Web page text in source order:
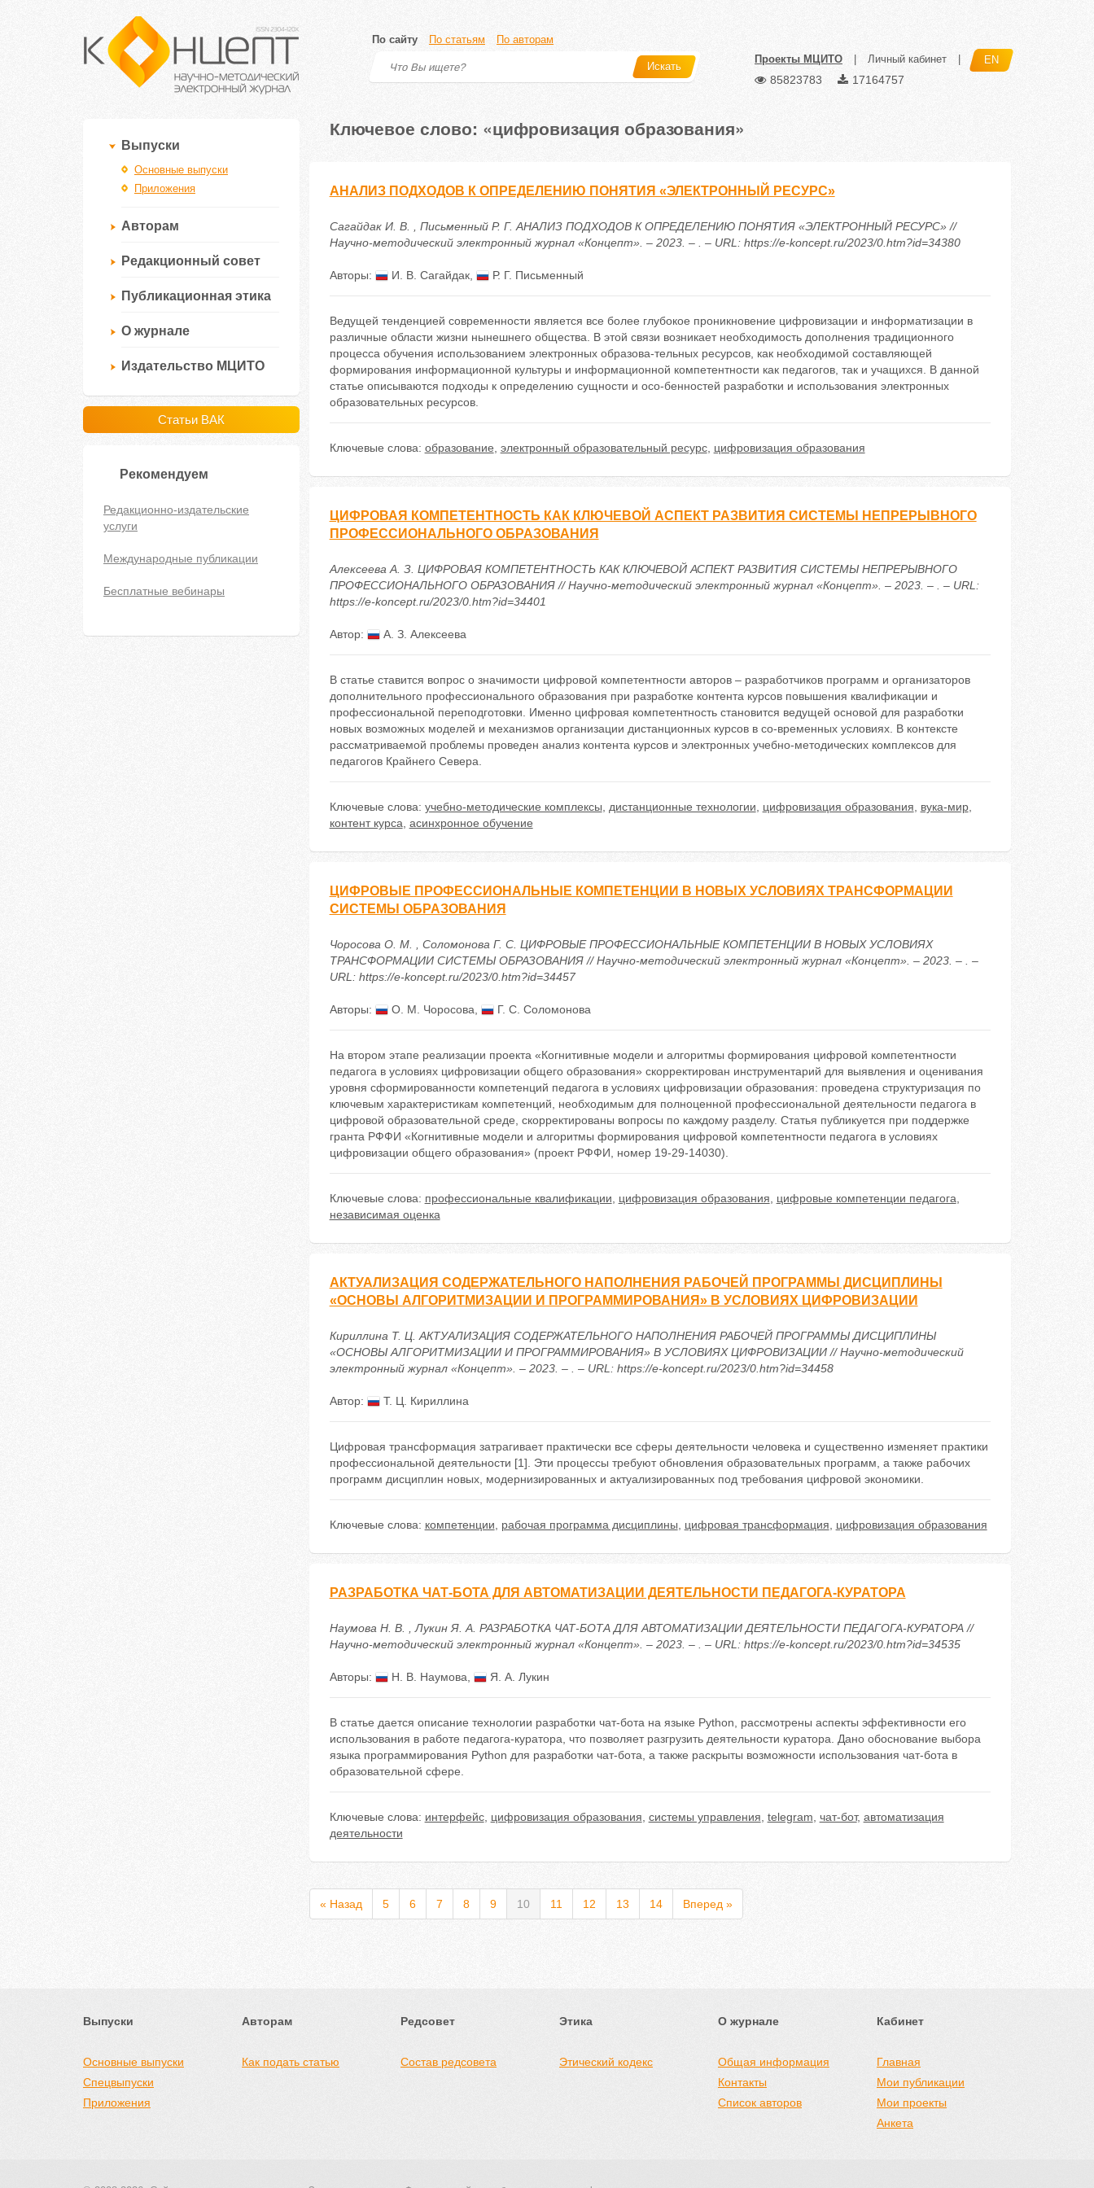
По сайту По статьям По авторам
Искать
Проекты МЦИТО Личный кабинет EN
85823783 17164757
Выпуски
Основные выпуски
Приложения
Авторам
Редакционный совет
Публикационная этика
О журнале
Издательство МЦИТО
Статьи ВАК
Рекомендуем
Редакционно-издательские
услуги
Международные публикации
Бесплатные вебинары
Ключевое слово: «цифровизация образования»
АНАЛИЗ ПОДХОДОВ К ОПРЕДЕЛЕНИЮ ПОНЯТИЯ «ЭЛЕКТРОННЫЙ РЕСУРС»
Сагайдак И. В. , Письменный Р. Г. АНАЛИЗ ПОДХОДОВ К ОПРЕДЕЛЕНИЮ ПОНЯТИЯ «ЭЛЕКТРОННЫЙ РЕСУРС» //
Научно-методический электронный журнал «Концепт». – 2023. – . – URL: https://e-koncept.ru/2023/0.htm?id=34380
Авторы: И. В. Сагайдак, Р. Г. Письменный
Ведущей тенденцией современности является все более глубокое проникновение цифровизации и информатизации в
различные области жизни нынешнего общества. В этой связи возникает необходимость дополнения традиционного
процесса обучения использованием электронных образова-тельных ресурсов, как необходимой составляющей
формирования информационной культуры и информационной компетентности как педагогов, так и учащихся. В данной
статье описываются подходы к определению сущности и осо-бенностей разработки и использования электронных
образовательных ресурсов.
Ключевые слова: образование электронный образовательный ресурс, цифровизация образования
ЦИФРОВАЯ КОМПЕТЕНТНОСТЬ КАК КЛЮЧЕВОЙ АСПЕКТ РАЗВИТИЯ СИСТЕМЫ НЕПРЕРЫВНОГО
ПРОФЕССИОНАЛЬНОГО ОБРАЗОВАНИЯ
Алексеева А. З. ЦИФРОВАЯ КОМПЕТЕНТНОСТЬ КАК КЛЮЧЕВОЙ АСПЕКТ РАЗВИТИЯ СИСТЕМЫ НЕПРЕРЫВНОГО
ПРОФЕССИОНАЛЬНОГО ОБРАЗОВАНИЯ // Научно-методический электронный журнал «Концепт». – 2023. – . – URL:
https://e-koncept.ru/2023/0.htm?id=34401
Автор: А. З. Алексеева
В статье ставится вопрос о значимости цифровой компетентности авторов – разработчиков программ и организаторов
дополнительного профессионального образования при разработке контента курсов повышения квалификации и
профессиональной переподготовки. Именно цифровая компетентность становится ведущей основой для разработки
новых возможных моделей и механизмов организации дистанционных курсов в со-временных условиях. В контексте
рассматриваемой проблемы проведен анализ контента курсов и электронных учебно-методических комплексов для
педагогов Крайнего Севера.
Ключевые слова: учебно-методические комплексы дистанционные технологии цифровизация образования вука-мир,
контент курса асинхронное обучение
ЦИФРОВЫЕ ПРОФЕССИОНАЛЬНЫЕ КОМПЕТЕНЦИИ В НОВЫХ УСЛОВИЯХ ТРАНСФОРМАЦИИ
СИСТЕМЫ ОБРАЗОВАНИЯ
Чоросова О. М. , Соломонова Г. С. ЦИФРОВЫЕ ПРОФЕССИОНАЛЬНЫЕ КОМПЕТЕНЦИИ В НОВЫХ УСЛОВИЯХ
ТРАНСФОРМАЦИИ СИСТЕМЫ ОБРАЗОВАНИЯ // Научно-методический электронный журнал «Концепт». – 2023. – . –
URL: https://e-koncept.ru/2023/0.htm?id=34457
Авторы: О. М. Чоросова Г. С. Соломонова
На втором этапе реализации проекта «Когнитивные модели и алгоритмы формирования цифровой компетентности
педагога в условиях цифровизации общего образования» скорректирован инструментарий для выявления и оценивания
уровня сформированности компетенций педагога в условиях цифровизации образования: проведена структуризация по
ключевым характеристикам компетенций, необходимым для полноценной профессиональной деятельности педагога в
цифровой образовательной среде, скорректированы вопросы по каждому разделу. Статья публикуется при поддержке
гранта РФФИ «Когнитивные модели и алгоритмы формирования цифровой компетентности педагога в условиях
цифровизации общего образования» (проект РФФИ, номер 19-29-14030).
Ключевые слова: профессиональные квалификации цифровизация образования цифровые компетенции педагога
независимая оценка
АКТУАЛИЗАЦИЯ СОДЕРЖАТЕЛЬНОГО НАПОЛНЕНИЯ РАБОЧЕЙ ПРОГРАММЫ ДИСЦИПЛИНЫ
«ОСНОВЫ АЛГОРИТМИЗАЦИИ И ПРОГРАММИРОВАНИЯ» В УСЛОВИЯХ ЦИФРОВИЗАЦИИ
Кириллина Т. Ц. АКТУАЛИЗАЦИЯ СОДЕРЖАТЕЛЬНОГО НАПОЛНЕНИЯ РАБОЧЕЙ ПРОГРАММЫ ДИСЦИПЛИНЫ
«ОСНОВЫ АЛГОРИТМИЗАЦИИ И ПРОГРАММИРОВАНИЯ» В УСЛОВИЯХ ЦИФРОВИЗАЦИИ // Научно-методический
электронный журнал «Концепт». – 2023. – . – URL: https://e-koncept.ru/2023/0.htm?id=34458
Автор: Т. Ц. Кириллина
Цифровая трансформация затрагивает практически все сферы деятельности человека и существенно изменяет практики
профессиональной деятельности [1]. Эти процессы требуют обновления образовательных программ, а также рабочих
программ дисциплин новых, модернизированных и актуализированных под требования цифровой экономики.
Ключевые слова: компетенции рабочая программа дисциплины цифровая трансформация цифровизация образования
РАЗРАБОТКА ЧАТ-БОТА ДЛЯ АВТОМАТИЗАЦИИ ДЕЯТЕЛЬНОСТИ ПЕДАГОГА-КУРАТОРА
Наумова Н. В. , Лукин Я. А. РАЗРАБОТКА ЧАТ-БОТА ДЛЯ АВТОМАТИЗАЦИИ ДЕЯТЕЛЬНОСТИ ПЕДАГОГА-КУРАТОРА //
Научно-методический электронный журнал «Концепт». – 2023. – . – URL: https://e-koncept.ru/2023/0.htm?id=34535
Авторы: Н. В. Наумова Я. А. Лукин
В статье дается описание технологии разработки чат-бота на языке Python, рассмотрены аспекты эффективности его
использования в работе педагога-куратора, что позволяет разгрузить деятельности куратора. Дано обоснование выбора
языка программирования Python для разработки чат-бота, а также раскрыты возможности использования чат-бота в
образовательной сфере.
Ключевые слова: интерфейс, цифровизация образования системы управления telegram чат-бот, автоматизация
деятельности
« Назад 5 6 7 8 9 10 11 12 13 14 Вперед »
Выпуски
Основные выпуски
Спецвыпуски
Приложения
Авторам
Как подать статью
Редсовет
Состав редсовета
Этика
Этический кодекс
О журнале
Общая информация
Контакты
Список авторов
Кабинет
Главная
Мои публикации
Мои проекты
Анкета